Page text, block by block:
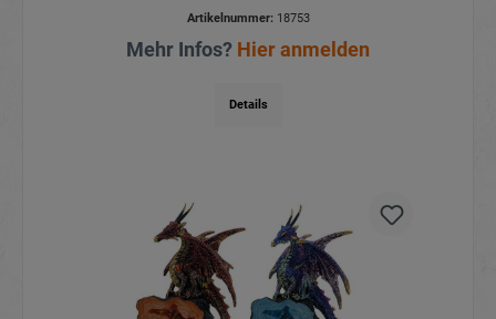
Artikelnummer:18753
Mehr Infos? Hier anmelden
Details